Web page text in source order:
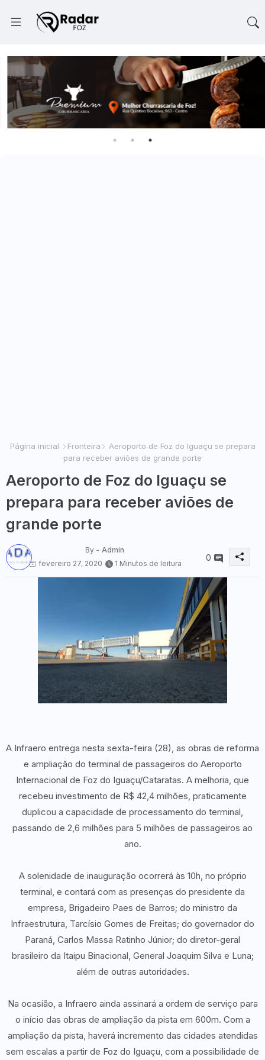
Página inicial Fronteira
Aeroporto de Foz do Iguaçu se prepara
para receber aviões de grande porte
Aeroporto de Foz do Iguaçu se
prepara para receber aviões de
grande porte
By - Admin
fevereiro 27, 2020
1 Minutos de leitura
0
A Infraero entrega nesta sexta-feira (28), as obras de reforma
e ampliação do terminal de passageiros do Aeroporto
Internacional de Foz do Iguaçu/Cataratas. A melhoria, que
recebeu investimento de R$ 42,4 milhões, praticamente
duplicou a capacidade de processamento do terminal,
passando de 2,6 milhões para 5 milhões de passageiros ao
ano.
A solenidade de inauguração ocorrerá às 10h, no próprio
terminal, e contará com as presenças do presidente da
empresa, Brigadeiro Paes de Barros; do ministro da
Infraestrutura, Tarcísio Gomes de Freitas; do governador do
Paraná, Carlos Massa Ratinho Júnior; do diretor-geral
brasileiro da Itaipu Binacional, General Joaquim Silva e Luna;
além de outras autoridades.
Na ocasião, a Infraero ainda assinará a ordem de serviço para
o início das obras de ampliação da pista em 600m. Com a
ampliação da pista, haverá incremento das cidades atendidas
sem escalas a partir de Foz do Iguaçu, com a possibilidade de